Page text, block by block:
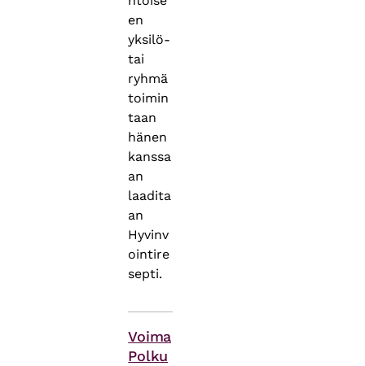
en
yksilö-
tai
ryhmä
toimin
taan
hänen
kanssa
an
laadita
an
Hyvinv
ointire
septi.
Voima
Polku